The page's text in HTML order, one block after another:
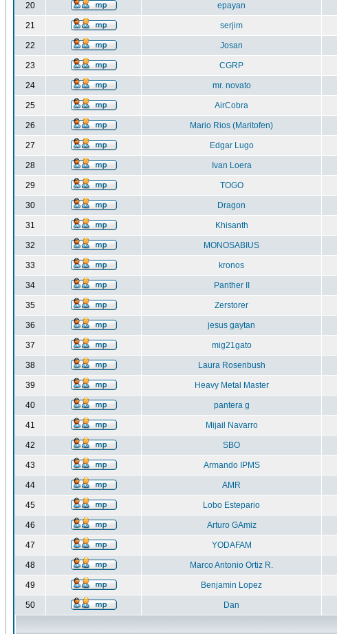
20 epayan
21 serjim
22 Josan
23 CGRP
24 mr. novato
25 AirCobra
26 Mario Rios (Maritofen)
27 Edgar Lugo
28 Ivan Loera
29 TOGO
30 Dragon
31 Khisanth
32 MONOSABIUS
33 kronos
34 Panther II
35 Zerstorer
36 jesus gaytan
37 mig21gato
38 Laura Rosenbush
39 Heavy Metal Master
40 pantera g
41 Mijail Navarro
42 SBO
43 Armando IPMS
44 AMR
45 Lobo Estepario
46 Arturo GAmiz
47 YODAFAM
48 Marco Antonio Ortiz R.
49 Benjamin Lopez
50 Dan